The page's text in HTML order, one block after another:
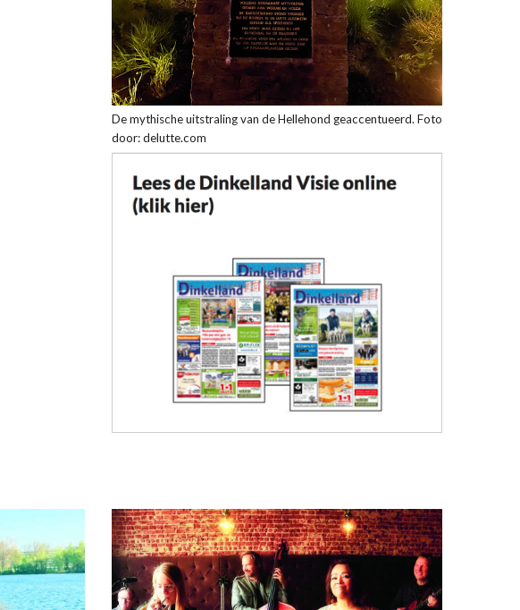
De mythische uitstraling van de Hellehond geaccentueerd. Foto
door: delutte.com